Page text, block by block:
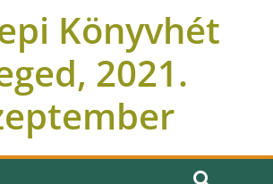
Könyvhét
2021.